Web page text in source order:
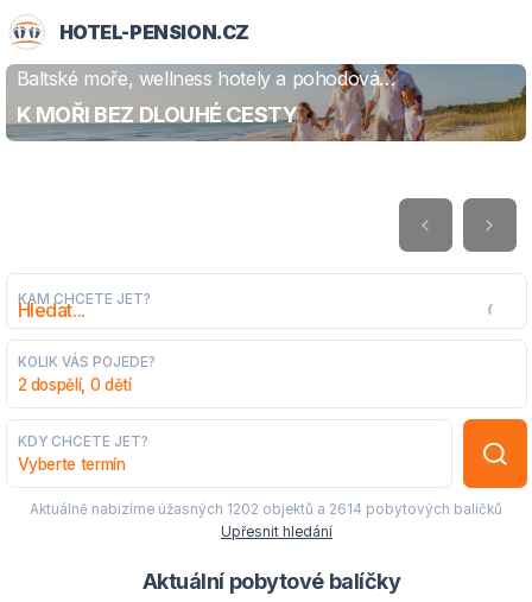
HOTEL-PENSION.CZ
Baltské moře, wellness hotely a pohodová
dovolená
K MOŘI BEZ DLOUHÉ CESTY
ZJISTIT VÍCE
KAM CHCETE JET?
KOLIK VÁS POJEDE?
2 dospělí, 0 dětí
KDY CHCETE JET?
Vyberte termín
Aktuálně nabízíme úžasných 1202 objektů a 2614 pobytových balíčků
Upřesnit hledání
Aktuální pobytové balíčky